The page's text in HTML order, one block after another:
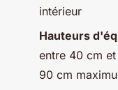
intérieur
Hauteurs
entre 40 cm
90 cm